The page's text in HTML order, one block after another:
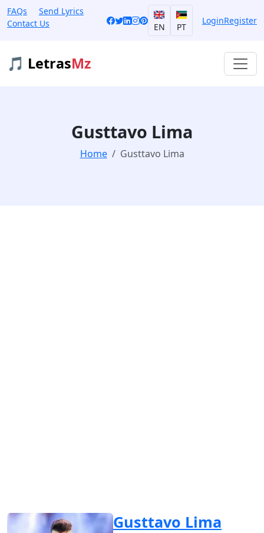
FAQs
Send Lyrics
Contact Us
EN PT
LoginRegister
🎵 LetrasMz
Gusttavo Lima
Home Gusttavo Lima
Gusttavo Lima